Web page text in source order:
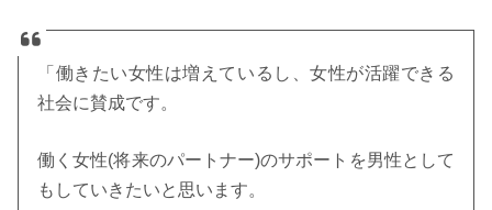
「働きたい女性は増えているし、女性が活躍できる
社会に賛成です。
働く女性(将来のパートナー)のサポートを男性として
もしていきたいと思います。